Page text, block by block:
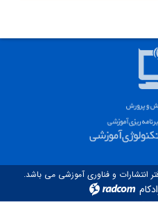
انتشارات و فناوری آموزشی می باشد.
radcom